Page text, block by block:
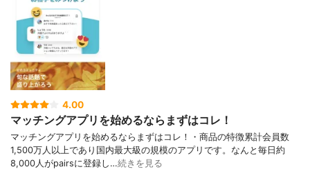
4.00
マッチングアプリを始めるならまずはコレ！
マッチングアプリを始めるならまずはコレ！・商品の特徴累計会員数
1,500万人以上であり国内最大級の規模のアプリです。なんと毎日約
8,000人がpairsに登録し…続きを見る